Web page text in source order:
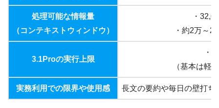
処理可能な情報量
（コンテキストウィンドウ）
・
・約2万～2
3.1Proの実行上限
・
（基本は軽
実務利用での限界や使用感 長文の要約や毎日の壁打